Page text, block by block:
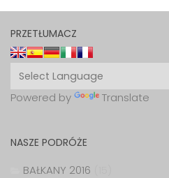
PRZETŁUMACZ
Powered by Translate
NASZE PODRÓŻE
BAŁKANY 2016